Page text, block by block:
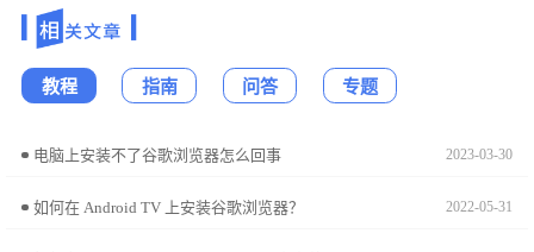
教程 指南 问答 专题
电脑上安装不了谷歌浏览器怎么回事 2023-03-30
如何在 Android TV 上安装谷歌浏览器？ 2022-05-31